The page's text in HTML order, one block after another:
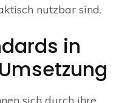
nutzbar sind.
in